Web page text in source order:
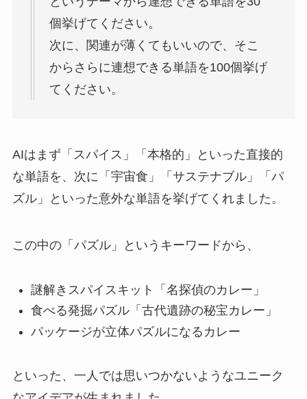
個挙げてください。
次に、関連が薄くてもいいので、そこ
からさらに連想できる単語を100個挙げ
てください。
AIはまず「スパイス」「本格的」といった直接的
な単語を、次に「宇宙食」「サステナブル」「パ
ズル」といった意外な単語を挙げてくれました。
この中の「パズル」というキーワードから、
謎解きスパイスキット「名探偵のカレー」
食べる発掘パズル「古代遺跡の秘宝カレー」
パッケージが立体パズルになるカレー
といった、一人では思いつかないようなユニーク